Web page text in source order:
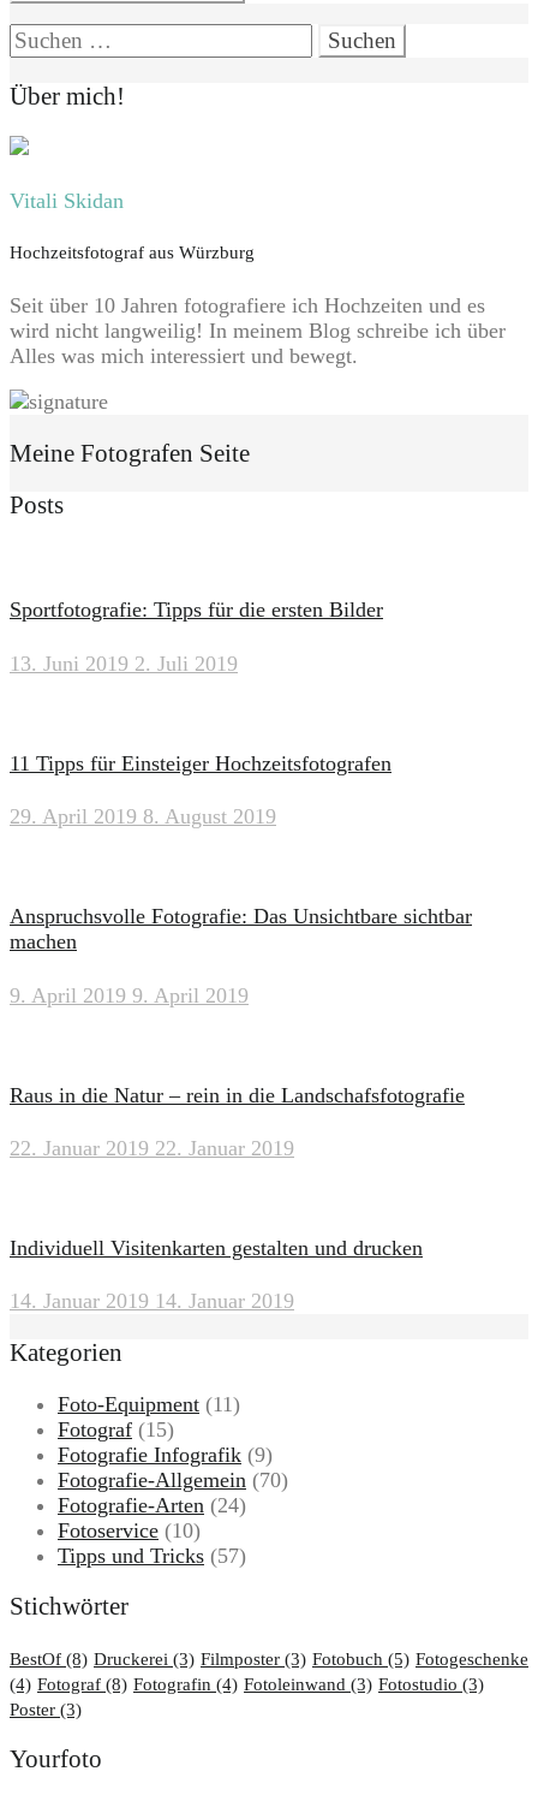
Suchen
nach:
Über mich!
Vitali Skidan
Hochzeitsfotograf aus Würzburg
Seit über 10 Jahren fotografiere ich Hochzeiten und es
wird nicht langweilig! In meinem Blog schreibe ich über
Alles was mich interessiert und bewegt.
Meine Fotografen Seite
Posts
Sportfotografie: Tipps für die ersten Bilder
13. Juni 2019 2. Juli 2019
11 Tipps für Einsteiger Hochzeitsfotografen
29. April 2019 8. August 2019
Anspruchsvolle Fotografie: Das Unsichtbare sichtbar
machen
9. April 2019 9. April 2019
Raus in die Natur – rein in die Landschafsfotografie
22. Januar 2019 22. Januar 2019
Individuell Visitenkarten gestalten und drucken
14. Januar 2019 14. Januar 2019
Kategorien
Foto-Equipment (11)
Fotograf (15)
Fotografie Infografik (9)
Fotografie-Allgemein (70)
Fotografie-Arten (24)
Fotoservice (10)
Tipps und Tricks (57)
Stichwörter
BestOf (8) Druckerei (3) Filmposter (3) Fotobuch (5) Fotogeschenke
(4) Fotograf (8) Fotografin (4) Fotoleinwand (3) Fotostudio (3)
Poster (3)
Yourfoto